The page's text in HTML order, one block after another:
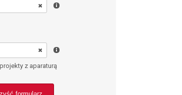
z aparaturą